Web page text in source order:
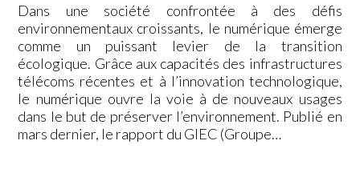
Dans une société confrontée à des défis
environnementaux croissants, le numérique émerge
comme un puissant levier de la transition
écologique. Grâce aux capacités des infrastructures
télécoms récentes et à l’innovation technologique,
le numérique ouvre la voie à de nouveaux usages
dans le but de préserver l’environnement. Publié en
mars dernier, le rapport du GIEC (Groupe…